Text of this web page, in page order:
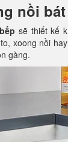
nồi
sẽ thiết kế
xoong nồi
gàng.